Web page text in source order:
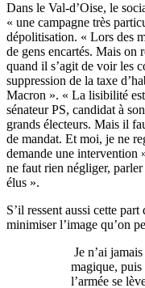
Dans le Val-d’Oise, le
« une campagne très
dépolitisation. « Lors des
de gens encartés. Mais on
quand il s’agit de voir les
suppression de la taxe
Macron ». « La lisibilité
sénateur PS, candidat à
grands électeurs. Mais il
de mandat. Et moi, je ne
demande une intervention
ne faut rien négliger,
élus ».
S’il ressent aussi cette
minimiser l’image qu’on
Je n’ai
magique, puis
l’armée se